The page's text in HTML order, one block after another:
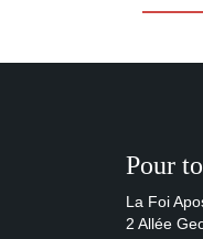
Pour
La Foi
2 Allée